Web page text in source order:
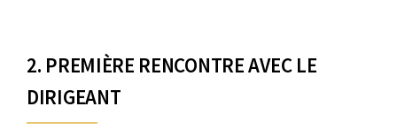
2. PREMIÈRE RENCONTRE AVEC LE
DIRIGEANT